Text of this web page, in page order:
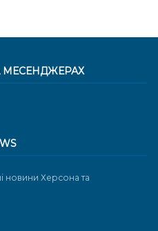
МЕСЕНДЖЕРАХ
новини Херсона та